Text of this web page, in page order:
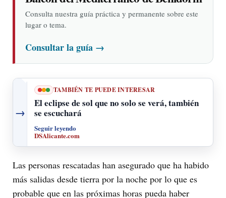
Consulta nuestra guía práctica y permanente sobre este
lugar o tema.
Consultar la guía →
→
TAMBIÉN TE PUEDE INTERESAR
El eclipse de sol que no solo se verá, también
se escuchará
Seguir leyendo
DSAlicante.com
Las personas rescatadas han asegurado que ha habido
más salidas desde tierra por la noche por lo que es
probable que en las próximas horas pueda haber